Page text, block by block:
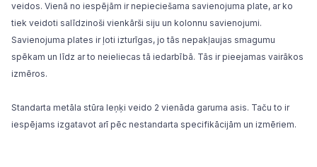
veidos. Vienā no iespējām ir nepieciešama savienojuma plate, ar ko
tiek veidoti salīdzinoši vienkārši siju un kolonnu savienojumi.
Savienojuma plates ir ļoti izturīgas, jo tās nepakļaujas smagumu
spēkam un līdz ar to neieliecas tā iedarbībā. Tās ir pieejamas vairākos
izmēros.
Standarta metāla stūra leņķi veido 2 vienāda garuma asis. Taču to ir
iespējams izgatavot arī pēc nestandarta specifikācijām un izmēriem.